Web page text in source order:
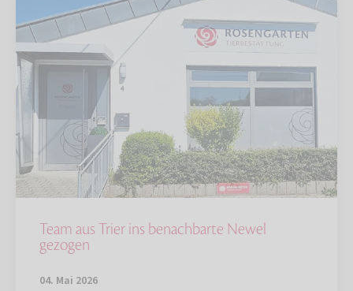
Team aus Trier ins benachbarte Newel
gezogen
04. Mai 2026